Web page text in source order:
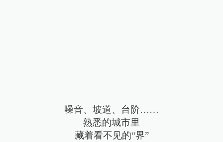
噪音、坡道、台阶……
熟悉的城市里
藏着看不见的“界”